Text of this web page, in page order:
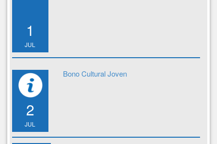
1
JUL
2
JUL
Bono Cultural Joven